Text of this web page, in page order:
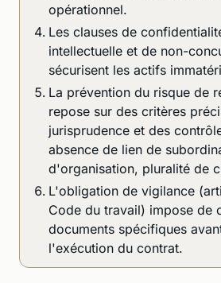
opérationnel.
Les clauses de
intellectuelle et de non-
sécurisent les actifs
La prévention du risque de
repose sur des critères
jurisprudence et des
absence de lien de
d'organisation, pluralité de
L'obligation de vigilance
Code du travail) impose de
documents spécifiques
l'exécution du contrat.